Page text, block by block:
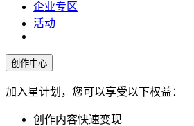
企业专区
活动
创作中心
加入星计划，您可以享受以下权益：
创作内容快速变现